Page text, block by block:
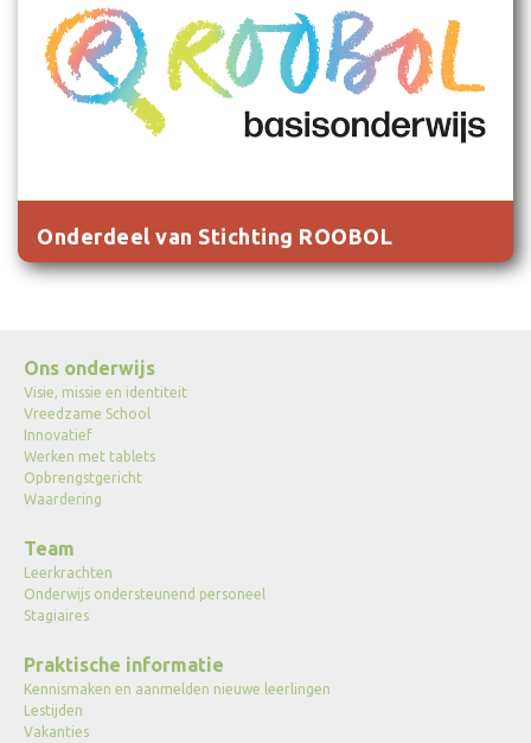
Onderdeel van Stichting ROOBOL
Ons onderwijs
Visie, missie en identiteit
Vreedzame School
Innovatief
Werken met tablets
Opbrengstgericht
Waardering
Team
Leerkrachten
Onderwijs ondersteunend personeel
Stagiaires
Praktische informatie
Kennismaken en aanmelden nieuwe leerlingen
Lestijden
Vakanties